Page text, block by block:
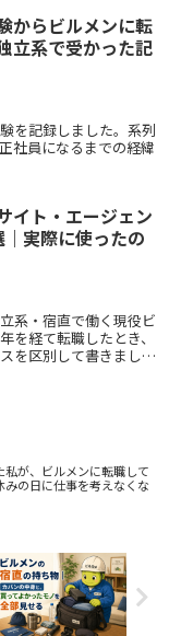
からビルメンに転
立系で受かった記
を記録しました。系列
社員になるまでの経緯
イト・エージェン
｜実際に使ったの
系・宿直で働く現役ビ
を経て転職したとき、
を区別して書きまし
私が、ビルメンに転職して
みの日に仕事を考えなくな